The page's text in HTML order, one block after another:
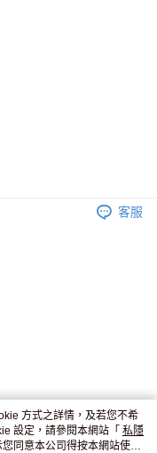
達
客服
方式之詳情，及若您不希
設定，請參閱本網站「 私隱
同意本公司得按本網站使用